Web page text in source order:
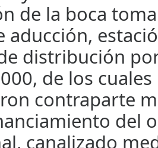
de la boca
aducción,
distribución
de los
contraparte
del
canalizado